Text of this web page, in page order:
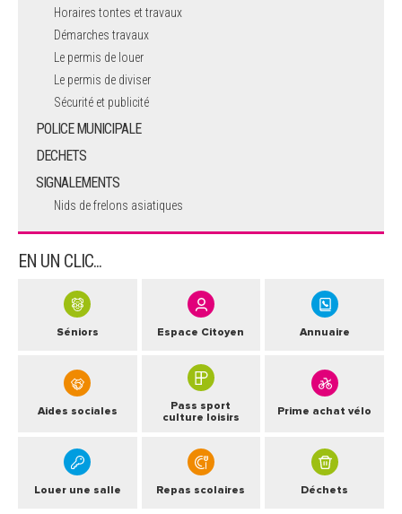
Horaires tontes et travaux
Démarches travaux
Le permis de louer
Le permis de diviser
Sécurité et publicité
POLICE MUNICIPALE
DECHETS
SIGNALEMENTS
Nids de frelons asiatiques
EN UN CLIC...
Séniors Espace Citoyen Annuaire
Aides sociales
Pass sport
culture loisirs
Prime achat vélo
Louer une salle Repas scolaires Déchets